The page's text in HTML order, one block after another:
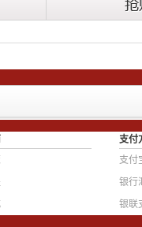
支付
支付
银行
银联